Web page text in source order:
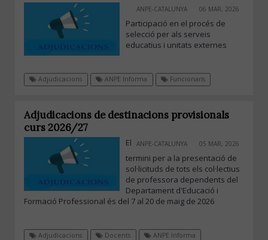
ANPE-CATALUNYA 06 MAR, 2026
Participació en el procés de
selecció per als serveis
educatius i unitats externes
Adjudicacions ANPE Informa Funcionaris
Adjudicacions de destinacions provisionals
curs 2026/27
ANPE-CATALUNYA 05 MAR, 2026
El
termini per a la presentació de
sol·licituds de tots els col·lectius
de professora dependents del
Departament d'Educació i
Formació Professional és del 7 al 20 de maig de 2026
Adjudicacions Docents ANPE Informa